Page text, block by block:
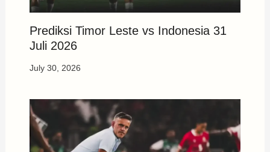
Prediksi Timor Leste vs Indonesia 31
Juli 2026
July 30, 2026